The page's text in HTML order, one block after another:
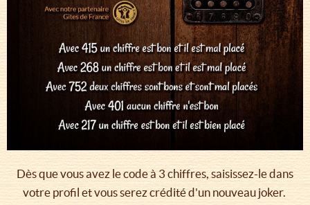
Dès que vous avez le code à 3 chiffres, saisissez-le dans
votre profil et vous serez crédité d'un nouveau joker.